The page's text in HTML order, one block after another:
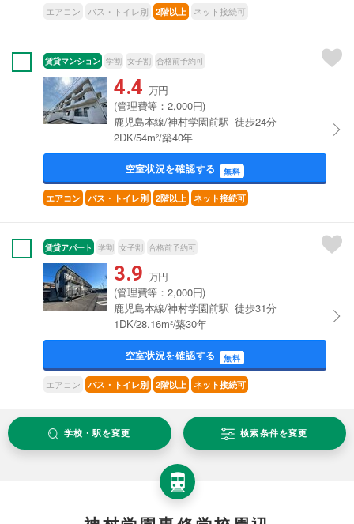
エアコン バス・トイレ別 2階以上 ネット接続可
賃貸マンション 学割 女子割 合格前予約可
4.4 万円
(管理費等：2,000円)
鹿児島本線/神村学園前駅 徒歩24分
2DK/54m²/築40年
空室状況を確認する 無料
エアコン バス・トイレ別 2階以上 ネット接続可
賃貸アパート 学割 女子割 合格前予約可
3.9 万円
(管理費等：2,000円)
鹿児島本線/神村学園前駅 徒歩31分
1DK/28.16m²/築30年
空室状況を確認する 無料
エアコン バス・トイレ別 2階以上 ネット接続可
学校・駅を変更 検索条件を変更